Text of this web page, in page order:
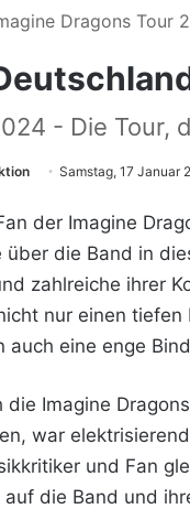
Dragons Tour
- Die
Samstag, 17 Januar
der Imagine
die Band in
zahlreiche ihrer
nur einen
eine enge
Imagine
war
und Fan
die Band und